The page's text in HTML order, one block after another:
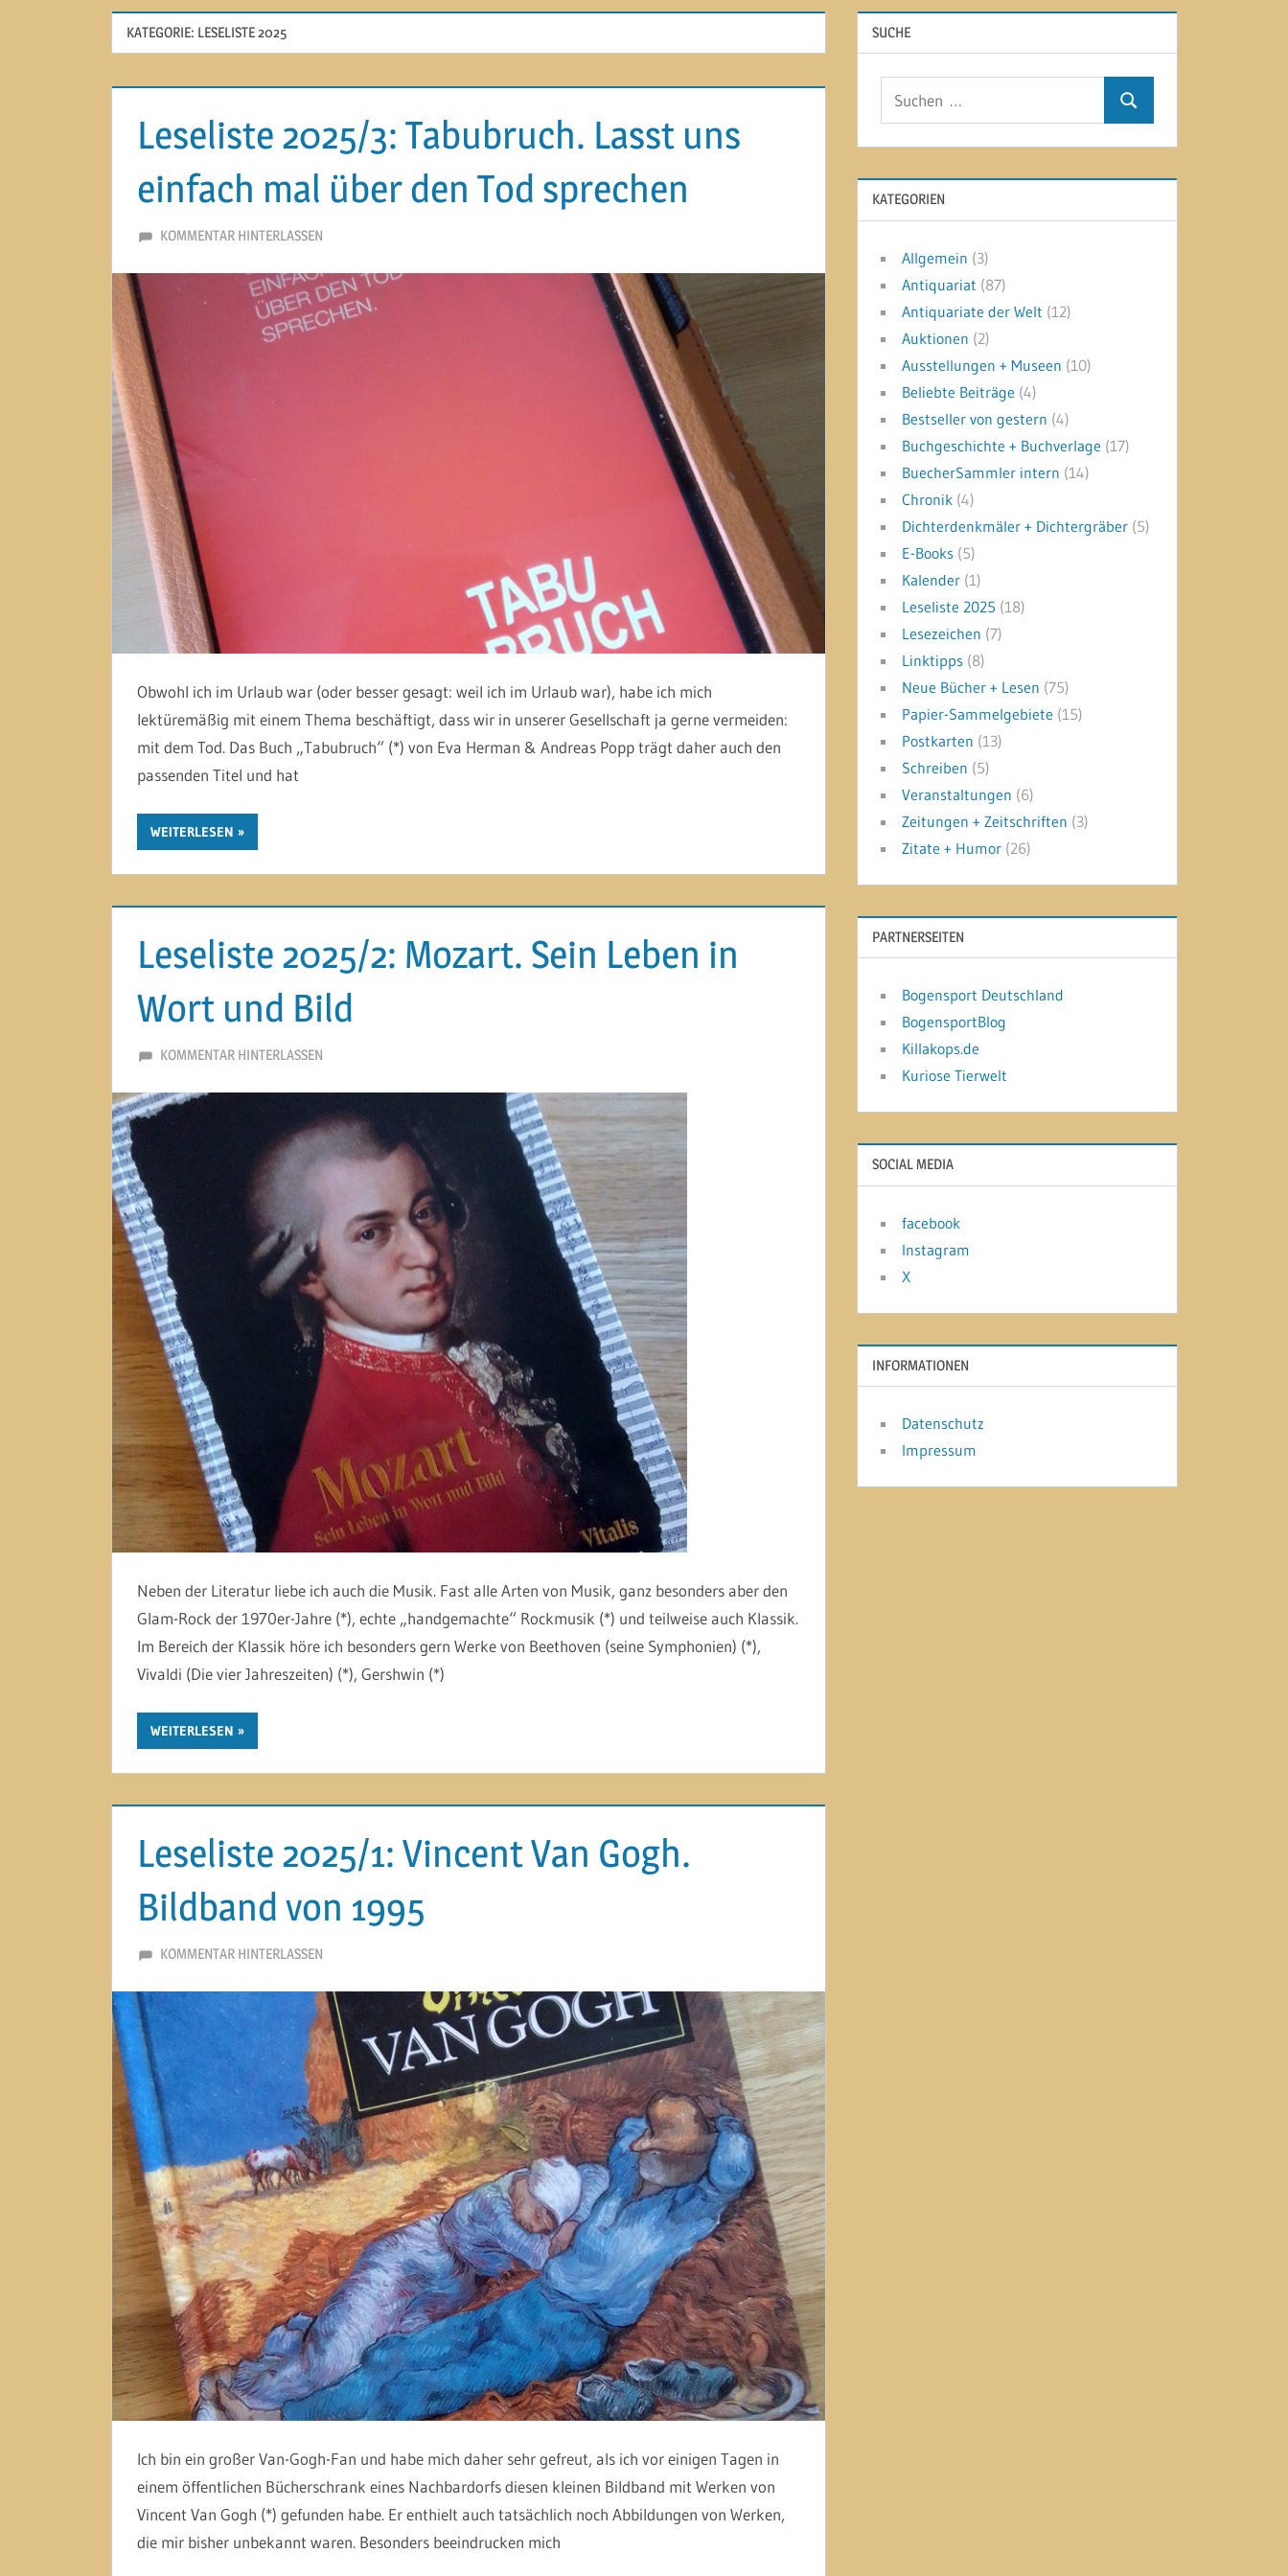
KATEGORIE: LESELISTE 2025
Leseliste 2025/3: Tabubruch. Lasst uns
einfach mal über den Tod sprechen
24. AUGUST 2025
MARTINA BERG
KOMMENTAR HINTERLASSEN
Obwohl ich im Urlaub war (oder besser gesagt: weil ich im Urlaub war), habe ich mich
lektüremäßig mit einem Thema beschäftigt, dass wir in unserer Gesellschaft ja gerne vermeiden:
mit dem Tod. Das Buch „Tabubruch“ (*) von Eva Herman & Andreas Popp trägt daher auch den
passenden Titel und hat
WEITERLESEN
Leseliste 2025/2: Mozart. Sein Leben in
Wort und Bild
29. JULI 2025
MARTINA BERG
KOMMENTAR HINTERLASSEN
Neben der Literatur liebe ich auch die Musik. Fast alle Arten von Musik, ganz besonders aber den
Glam-Rock der 1970er-Jahre (*), echte „handgemachte“ Rockmusik (*) und teilweise auch Klassik.
Im Bereich der Klassik höre ich besonders gern Werke von Beethoven (seine Symphonien) (*),
Vivaldi (Die vier Jahreszeiten) (*), Gershwin (*)
WEITERLESEN
Leseliste 2025/1: Vincent Van Gogh.
Bildband von 1995
26. JULI 2025
MARTINA BERG
KOMMENTAR HINTERLASSEN
Ich bin ein großer Van-Gogh-Fan und habe mich daher sehr gefreut, als ich vor einigen Tagen in
einem öffentlichen Bücherschrank eines Nachbardorfs diesen kleinen Bildband mit Werken von
Vincent Van Gogh (*) gefunden habe. Er enthielt auch tatsächlich noch Abbildungen von Werken,
die mir bisher unbekannt waren. Besonders beeindrucken mich
SUCHE
Suchen
KATEGORIEN
Allgemein (3)
Antiquariat (87)
Antiquariate der Welt (12)
Auktionen (2)
Ausstellungen + Museen (10)
Beliebte Beiträge (4)
Bestseller von gestern (4)
Buchgeschichte + Buchverlage (17)
BuecherSammler intern (14)
Chronik (4)
Dichterdenkmäler + Dichtergräber (5)
E-Books (5)
Kalender (1)
Leseliste 2025 (18)
Lesezeichen (7)
Linktipps (8)
Neue Bücher + Lesen (75)
Papier-Sammelgebiete (15)
Postkarten (13)
Schreiben (5)
Veranstaltungen (6)
Zeitungen + Zeitschriften (3)
Zitate + Humor (26)
PARTNERSEITEN
Bogensport Deutschland
BogensportBlog
Killakops.de
Kuriose Tierwelt
SOCIAL MEDIA
facebook
Instagram
X
INFORMATIONEN
Datenschutz
Impressum